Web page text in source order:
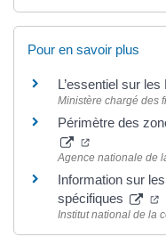
Pour en savoir plus
L’essentiel sur les
Ministère chargé des
Périmètre des
Agence nationale de
Information sur
spécifiques
Institut national de la